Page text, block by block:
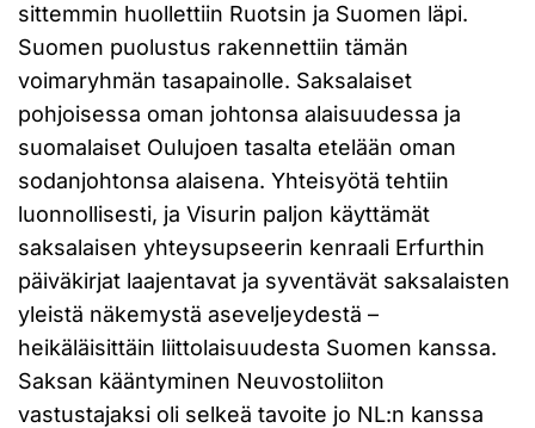
sittemmin huollettiin Ruotsin ja Suomen läpi.
Suomen puolustus rakennettiin tämän
voimaryhmän tasapainolle. Saksalaiset
pohjoisessa oman johtonsa alaisuudessa ja
suomalaiset Oulujoen tasalta etelään oman
sodanjohtonsa alaisena. Yhteisyötä tehtiin
luonnollisesti, ja Visurin paljon käyttämät
saksalaisen yhteysupseerin kenraali Erfurthin
päiväkirjat laajentavat ja syventävät saksalaisten
yleistä näkemystä aseveljeydestä –
heikäläisittäin liittolaisuudesta Suomen kanssa.
Saksan kääntyminen Neuvostoliiton
vastustajaksi oli selkeä tavoite jo NL:n kanssa